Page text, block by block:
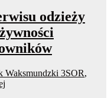
odzieży
Waksmundzki 3SOR,